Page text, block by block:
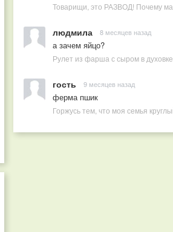
людмила 8 месяцев назад
а зачем яйцо?
Рулет из фарша с сыром в духовке
гость 9 месяцев назад
ферма пшик